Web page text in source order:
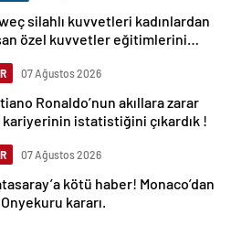
silahlı kuvvetleri kadınlardan
özel kuvvetler eğitimlerini
07 Ağustos 2026
Ronaldo’nun akıllara zarar
istatistiğini çıkardık !
07 Ağustos 2026
kötü haber! Monaco’dan
kararı.